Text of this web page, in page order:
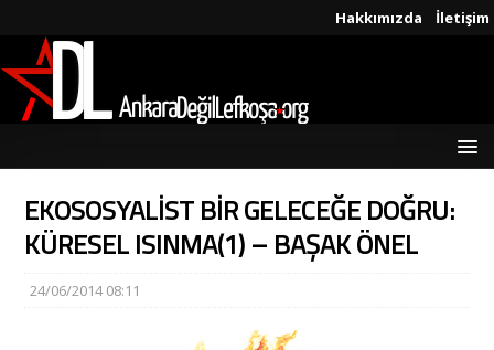
Hakkımızda İletişim
EKOSOSYALİST BİR GELECEĞE DOĞRU:
KÜRESEL ISINMA(1) – BAŞAK ÖNEL
24/06/2014 08:11